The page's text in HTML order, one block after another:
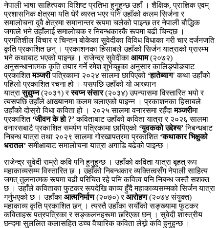
नेपाली भाषा साहित्यका विशिष्ट प्रतिभा हुनुहुन्छ उहाँ । शैक्षिक, प्राज्ञिक एवम्
प्रशासनिक क्षेत्रमा यति धेरै व्यस्त भएर पनि उहाँको कलम सिर्जना र
समालोचना दुवै क्षेत्रमा समानान्तर रूपमा चलेको पाइन्छ तर नेपाली बौद्धिक
जगत्ले भने उहाँलाई समालोचक र निबन्धकारकै रूपमा बढी चिन्दछ ।
प्रगतिशील विचार र चिन्तन बोकेका सुवेदीका विविध विधाका गरी चार दर्जनजति
कृति प्रकाशित छन् । प्रकाशनका हिसाबले उहाँको सिर्जन यात्राको प्रारम्भ
भने कथाबाट भएको पाइन्छ । राजेन्द्र सुवेदीका आयाम(२०७२)
अनुसन्धानात्मक कृति तयार गर्ने रमेश शुभेच्छुका अनुसार कालिङ्पोङबाट
प्रकाशितमञ्जरीपत्रिकामा २०२४ सालमा छापिएको ‘हातेब्याग’ कथा उहाँको
पहिलो प्रकाशित रचना हो । यसपछि उहाँको यो आख्यान
यात्रासुद्युम्न(२०३१) रस्वप्न संसार(२०३४) उपन्यासमा विस्तारित भयो र
त्यसपछि उहाँले आख्यानमा कलम चलाएको पाइन्न । प्रकाशनका हिसाबले
उहाँको दोस्रो विधा कविता हो । २०२५ सालमा वनारसमा रहँदामञ्जरीमा
प्रकाशित ‘जीवन के हो ?’कविताबाट उहाँको कविता यात्रा र २०२६ सालमा
वनारसबाटै प्रकाशित समर्पण पत्रिकामा छापिएको ‘युवकको उद्देश्य’निबन्धबाट
निबन्ध यात्रा तथा २०२९ सालमा गोरखापत्रमा प्रकाशित‘कथाकार भिक्षुको
धरातल’समीक्षाबाट समालोचना यात्रा अगाडि बढेको पाइन्छ ।
राजेन्द्र सुवेदी राम्रो कवि पनि हुनुहुन्छ । उहाँको कविता यात्रा बृहत् रूप
महाकाव्यसम्म विस्तारित छ । उहाँको निबन्धकार व्यक्तित्वसँग नेपाली साहित्य
जगत् तुलनात्मक रूपमा बढी परिचित रहे पनि कवित्व पनि निबन्ध जस्तै सशक्त
छ । उहाँले कविताका फुटकर रूपदेखि काव्य हुँदै महाकाव्यसम्मको सिर्जन यात्रा
गर्नुभएको छ । उहाँका आत्मनिर्माण(२०७०) रआरोहण(२०७४ संयुक्त)
महाकाव्य कृति प्रकाशित छन् । त्यस्तै उहाँका सयौँको सङ्ख्यामा फुटकर
कविताहरू पत्रपत्रिका र सङ्कलनहरूमा छरिएका छन् । सुवेदी शास्त्रीय
छन्दमा सुललित कलासहित उच्च वैचारिक कविता लेख्ने कवि हुनुहुन्छ ।